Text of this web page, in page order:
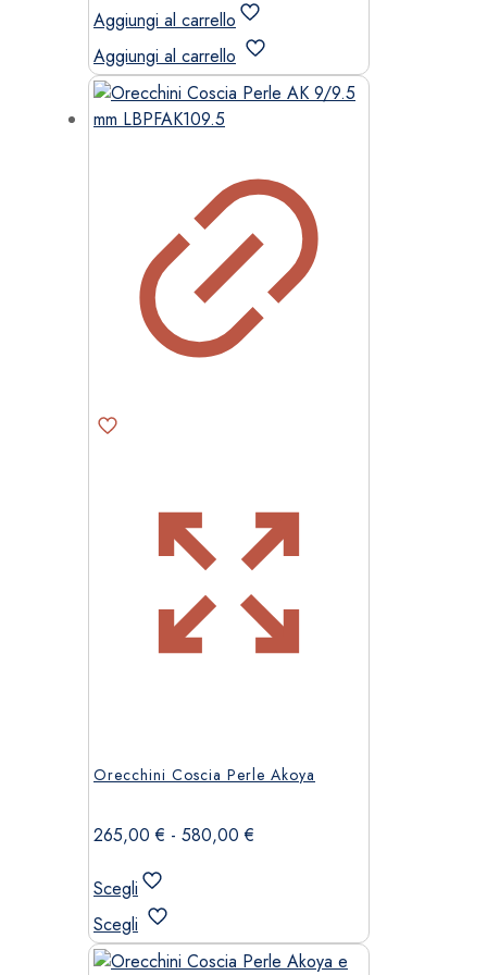
Aggiungi al carrello
Aggiungi al carrello
Orecchini Coscia Perle Akoya
265,00€ - 580,00€
265,00 €
a
Scegli
Scegli Questo
prodotto
ha